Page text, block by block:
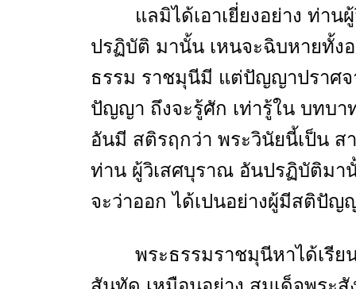
แลมิได้เอาเยี่ยงอย่าง ท่า
ปรฏิบัติ มานั้น เหนจะฉิบหายทั้ง
ธรรม ราชมุนีมี แต่ปัญญาปราศ
ปัญญา ถึงจะรู้ศัก เท่ารู้ใน บทบ
อันมี สติรฤกว่า พระวินัยนี้เป็น ส
ท่าน ผู้วิเสศบุราณ อันปรฏิบัติมา
จะว่าออก ได้เปนอย่างผู้มีสติปัญ
พระธรรมราชมุนีหาได้เรีย